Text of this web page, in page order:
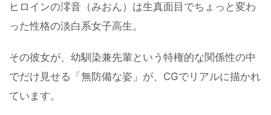
ヒロインの澪音（みおん）は生真面目でちょっと変わ
った性格の淡白系女子高生。
その彼女が、幼馴染兼先輩という特権的な関係性の中
でだけ見せる「無防備な姿」が、CGでリアルに描かれ
ています。